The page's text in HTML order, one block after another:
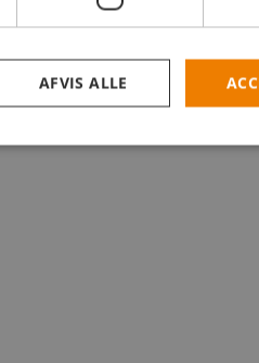
AFVIS ALLE